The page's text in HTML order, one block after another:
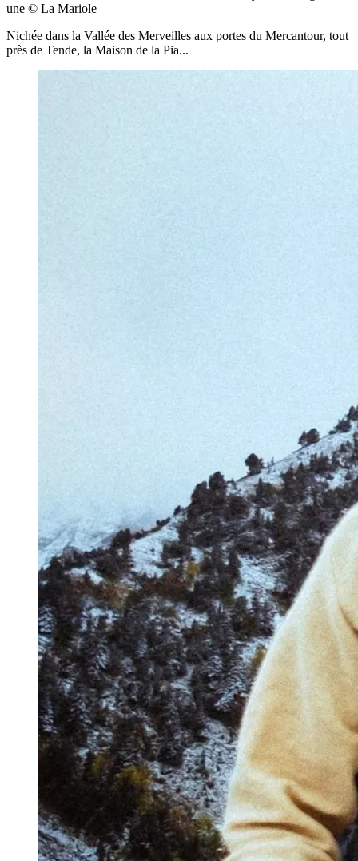
une © La Mariole
Nichée dans la Vallée des Merveilles aux portes du Mercantour, tout
près de Tende, la Maison de la Pia...